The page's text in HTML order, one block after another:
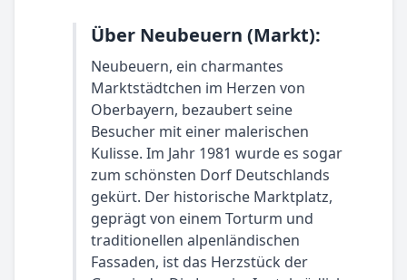
Über Neubeuern (Markt):
Neubeuern, ein charmantes
Marktstädtchen im Herzen von
Oberbayern, bezaubert seine
Besucher mit einer malerischen
Kulisse. Im Jahr 1981 wurde es sogar
zum schönsten Dorf Deutschlands
gekürt. Der historische Marktplatz,
geprägt von einem Torturm und
traditionellen alpenländischen
Fassaden, ist das Herzstück der